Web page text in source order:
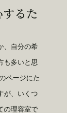
るた
、自分の希
も多いと思
ページにた
が、いくつ
の理容室で